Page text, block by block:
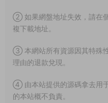
② 如果網盤地址失效，請在
複下載地址。
③ 本網站所有資源因其特殊
理由的退款兌現。
④ 由本站提供的源碼拿去用
的本站概不負責。